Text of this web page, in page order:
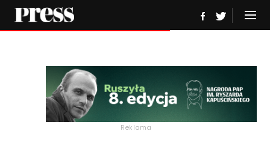
Reklama